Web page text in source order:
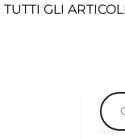
TUTTI GLI ARTICOLI